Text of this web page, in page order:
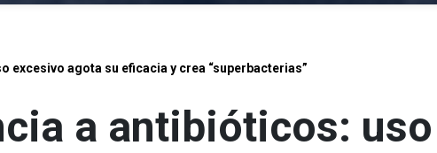
excesivo agota su eficacia y crea “superbacterias”
a antibióticos: uso